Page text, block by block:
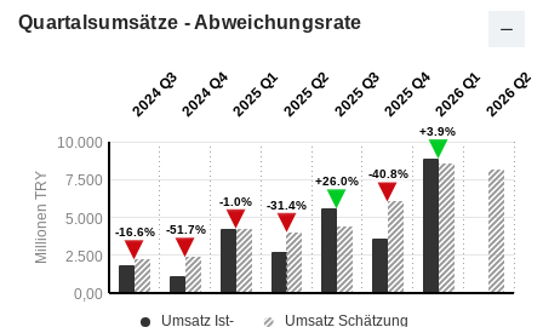
Quartalsumsätze - Abweichungsrate